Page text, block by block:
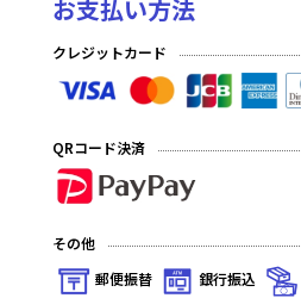
お支払い方法
クレジットカード
QRコード決済
その他
郵便振替
銀行振込